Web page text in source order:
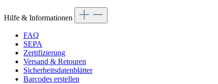
Hilfe & Informationen
FAQ
SEPA
Zertifizierung
Versand & Retouren
Sicherheitsdatenblätter
Barcodes erstellen